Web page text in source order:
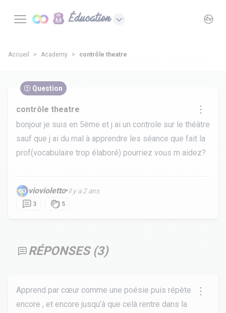
Éducation
Accueil Academy contrôle theatre
Question
contrôle theatre
bonjour je suis en 5ème et j ai un controle sur le théâtre
sauf que j ai du mal à apprendre les séance que fait la
prof(vocabulaire trop élaboré) pourriez vous m aidez?
viovioletto•il y a 2 ans
3 5
RÉPONSES (3)
Apprend par cœur comme une poésie puis répète
encore , et encore jusqu’à que celà rentre dans la